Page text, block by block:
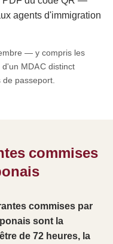
agents d'immigration
— y compris les
MDAC distinct
passeport.
commises
commises par
sont la
de 72 heures, la